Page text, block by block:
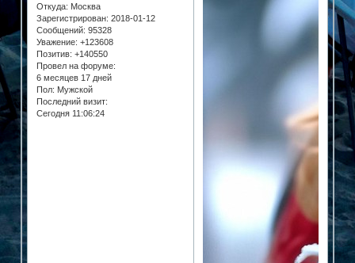
Откуда: Москва
Зарегистрирован: 2018-01-12
Сообщений: 95328
Уважение: +123608
Позитив: +140550
Провел на форуме:
6 месяцев 17 дней
Пол: Мужской
Последний визит:
Сегодня 11:06:24